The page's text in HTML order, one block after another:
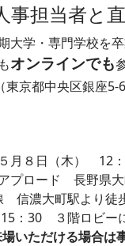
事担当者と
大学・専門学校を
オンラインでも
（東京都中央区銀座5-
８日（木） 12：
ロード 長野県大
町駅より徒歩
：30 ３階ロビー
いただける場合は